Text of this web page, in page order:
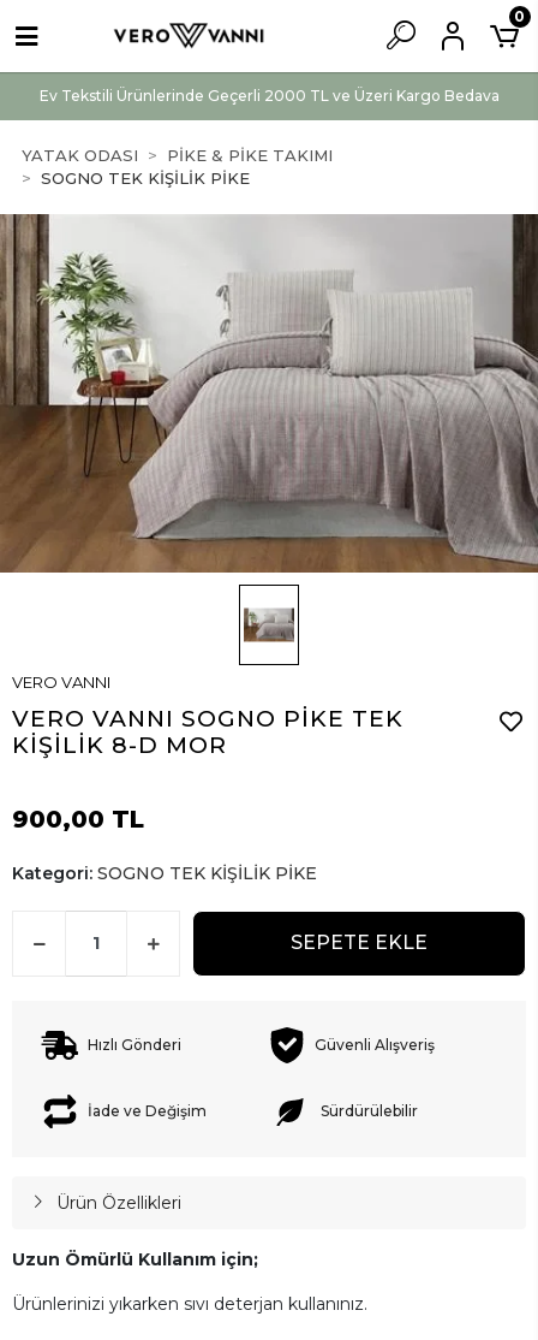
Ev Tekstili Ürünlerinde Geçerli 2000 TL ve Üzeri Kargo Bedava
0
YATAK ODASI
PİKE & PİKE TAKIMI
SOGNO TEK KİŞİLİK PİKE
VERO VANNI
VERO VANNI SOGNO PİKE TEK
KİŞİLİK 8-D MOR
900,00 TL
Kategori: SOGNO TEK KİŞİLİK PİKE
SEPETE EKLE
Hızlı Gönderi Güvenli Alışveriş
İade ve Değişim Sürdürülebilir
Ürün Özellikleri
Uzun Ömürlü Kullanım için;
Ürünlerinizi yıkarken sıvı deterjan kullanınız.